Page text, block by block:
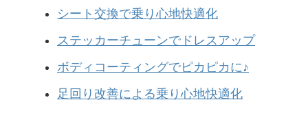
シート交換で乗り心地快適化
ステッカーチューンでドレスアップ
ボディコーティングでピカピカに♪
足回り改善による乗り心地快適化